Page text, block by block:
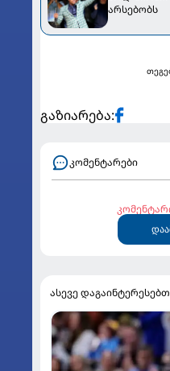
არსებობს
გაზიარება:
კომენტარები
ასევე დაგაინტერესებთ